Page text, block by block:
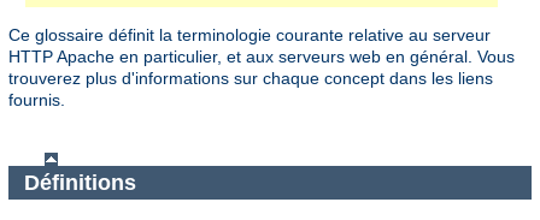
Ce glossaire définit la terminologie courante relative au serveur
HTTP Apache en particulier, et aux serveurs web en général. Vous
trouverez plus d'informations sur chaque concept dans les liens
fournis.
Définitions